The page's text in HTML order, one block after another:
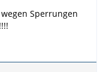
Sperrungen